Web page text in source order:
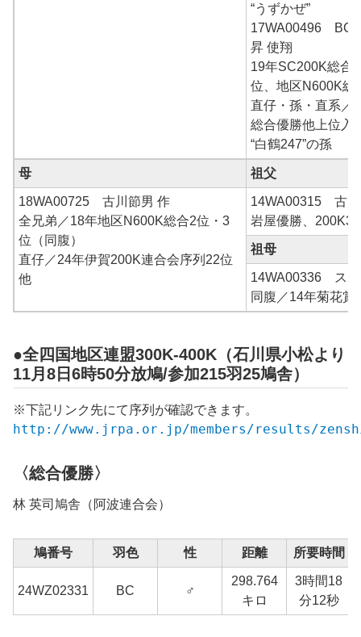
“うずかぜ”
17WA00496
昇 使翔
19年SC200K総合
位、地区N600K総
直仔・孫・直系／
総合優勝他上位入
“白鶴247”の孫
母 祖父
18WA00725 古川節男 作
全兄弟／18年地区N600K総合2位・3
位（同腹）
直仔／24年伊賀200K連合会序列22位
他
14WA00315 古
岩屋優勝、200K3
祖母
14WA00336 ス
同腹／14年菊花賞
●全四国地区連盟300K-400K（石川県小松より
11月8日6時50分放鳩/参加215羽25鳩舎）
※下記リンク先にて序列が確認できます。
http://www.jrpa.or.jp/members/results/
〈総合優勝〉
林 英司 鳩舎（阿波連合会）
鳩番号 羽色 性 距離 所要時間
24WZ02331 BC ♂
298.764
キロ
3時間18
分12秒